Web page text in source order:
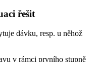
řešit
dávku, resp. u něhož
v rámci prvního stupně